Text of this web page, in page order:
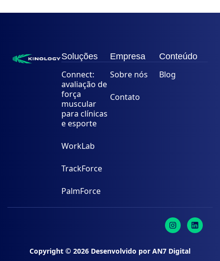
Soluções
Connect:
avaliação de
força
muscular
para clínicas
e esporte
WorkLab
TrackForce
PalmForce
Empresa
Sobre nós
Contato
Conteúdo
Blog
Copyright © 2026 Desenvolvido por AN7 Digital